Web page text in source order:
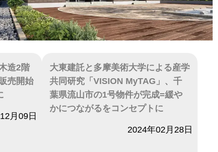
造2階
売開始
月09日
大東建託と多摩美術大学による産学
共同研究「VISION MyTAG」、千
葉県流山市の1号物件が完成=緩や
かにつながるをコンセプトに
2024年02月28日